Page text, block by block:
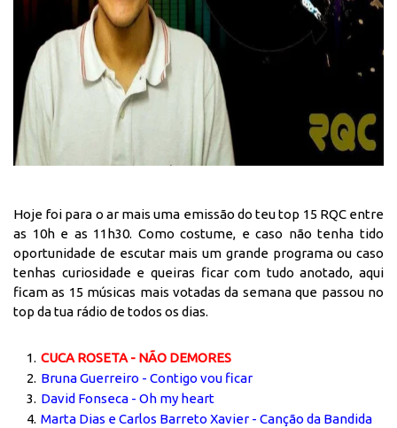
Hoje foi para o ar mais uma emissão do teu top 15 RQC entre
as 10h e as 11h30. Como costume, e caso não tenha tido
oportunidade de escutar mais um grande programa ou caso
tenhas curiosidade e queiras ficar com tudo anotado, aqui
ficam as 15 músicas mais votadas da semana que passou no
top da tua rádio de todos os dias.
CUCA ROSETA - NÃO DEMORES
Bruna Guerreiro - Contigo vou ficar
David Fonseca - Oh my heart
Marta Dias e Carlos Barreto Xavier - Canção da Bandida